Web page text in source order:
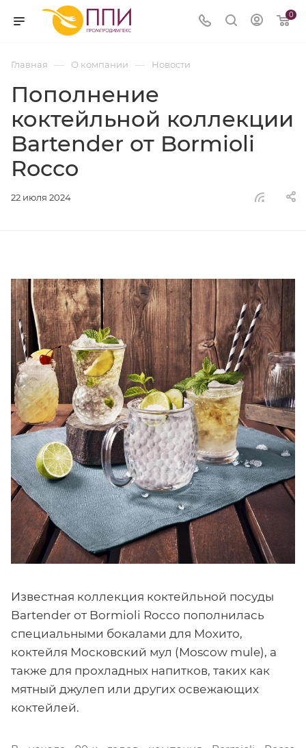
0
Главная — О компании — Новости
Пополнение
коктейльной коллекции
Bartender от Bormioli
Rocco
22 июля 2024
Известная коллекция коктейльной посуды
Bartender от Bormioli Rocco пополнилась
специальными бокалами для Мохито,
коктейля Московский мул (Moscow mule), а
также для прохладных напитков, таких как
мятный джулеп или других освежающих
коктейлей.